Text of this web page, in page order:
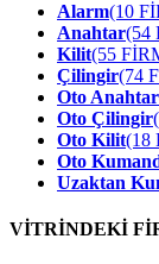
Alarm(10
Anahtar(54
Kilit(55
Çilingir(74
Oto
Oto Çilingir
Oto Kilit(18
Oto
Uzaktan
VİTRİNDEKİ